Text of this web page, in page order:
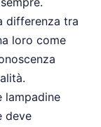
differenza tra
loro come
lampadine
deve